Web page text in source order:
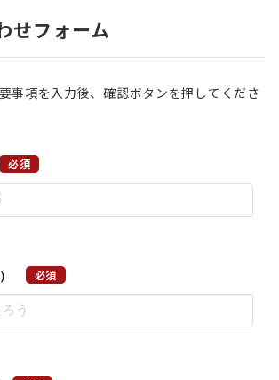
せフォーム
事項を入力後、確認ボタンを押してくださ
必須
必須